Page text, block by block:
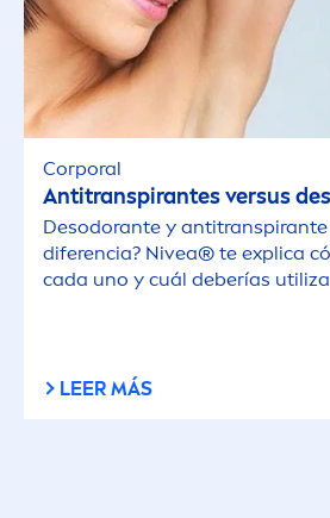
Corporal
Antitranspirantes versus
Desodorante y antitranspirante
diferencia? Nivea® te explica
cada uno y cuál deberías
LEER MÁS